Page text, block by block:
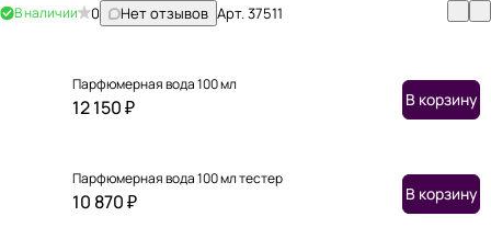
В наличии 0 Нет отзывов Арт.37511
Парфюмерная вода 100 мл
12 150 ₽ В корзину
Парфюмерная вода 100 мл тестер
10 870 ₽ В корзину